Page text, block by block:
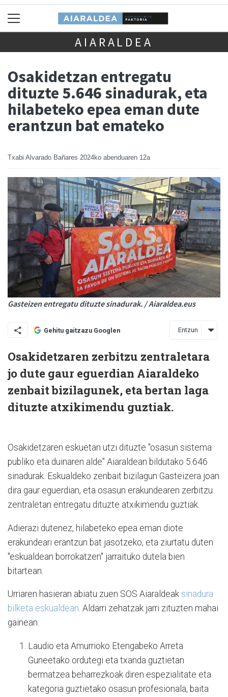
AIARALDEA
Osakidetzan entregatu
dituzte 5.646 sinadurak, eta
hilabeteko epea eman dute
erantzun bat emateko
Txabi Alvarado Bañares 2024ko abenduaren 12a
Gasteizen entregatu dituzte sinadurak. / Aiaraldea.eus
Gehitu gaitzazu Googlen Entzun
Osakidetzaren zerbitzu zentraletara
jo dute gaur eguerdian Aiaraldeko
zenbait bizilagunek, eta bertan laga
dituzte atxikimendu guztiak.
Osakidetzaren eskuetan utzi dituzte "osasun sistema
publiko eta duinaren alde" Aiaraldean bildutako 5.646
sinadurak. Eskualdeko zenbait bizilagun Gasteizera joan
dira gaur eguerdian, eta osasun erakundearen zerbitzu
zentraletan entregatu dituzte atxikimendu guztiak.
Adierazi dutenez, hilabeteko epea eman diote
erakundeari erantzun bat jasotzeko, eta ziurtatu duten
"eskualdean borrokatzen" jarraituko dutela bien
bitartean.
Urriaren hasieran abiatu zuen SOS Aiaraldeak sinadura
bilketa eskualdean. Aldarri zehatzak jarri zituzten mahai
gainean:
Laudio eta Amurrioko Etengabeko Arreta
Guneetako ordutegi eta txanda guztietan
bermatzea beharrezkoak diren espezialitate eta
kategoria guztietako osasun profesionala, baita